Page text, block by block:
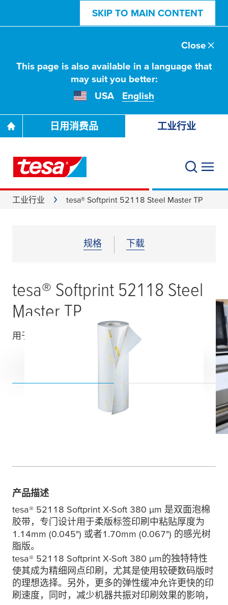
SKIP TO MAIN CONTENT
This page is also available in a language that
may suit you better:
USA
English
Close
日用消费品 工业行业
工业行业 tesa® Softprint 52118 Steel Master TP
规格 下载
tesa® Softprint 52118 Steel
Master TP
用于柔版印刷的感光树脂版贴版胶带
产品描述
tesa® 52118 Softprint X-Soft 380 µm 是双面泡棉
胶带，专门设计用于柔版标签印刷中粘贴厚度为
1.14mm (0.045") 或者1.70mm (0.067") 的感光树
脂版。
tesa® 52118 Softprint X-Soft 380 µm的独特特性
使其成为精细网点印刷，尤其是使用较硬数码版时
的理想选择。另外，更多的弹性缓冲允许更快的印
刷速度，同时，减少机器共振对印刷效果的影响，